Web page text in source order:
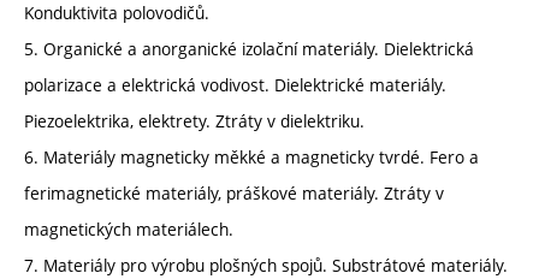
Konduktivita polovodičů.
5. Organické a anorganické izolační materiály. Dielektrická
polarizace a elektrická vodivost. Dielektrické materiály.
Piezoelektrika, elektrety. Ztráty v dielektriku.
6. Materiály magneticky měkké a magneticky tvrdé. Fero a
ferimagnetické materiály, práškové materiály. Ztráty v
magnetických materiálech.
7. Materiály pro výrobu plošných spojů. Substrátové materiály.